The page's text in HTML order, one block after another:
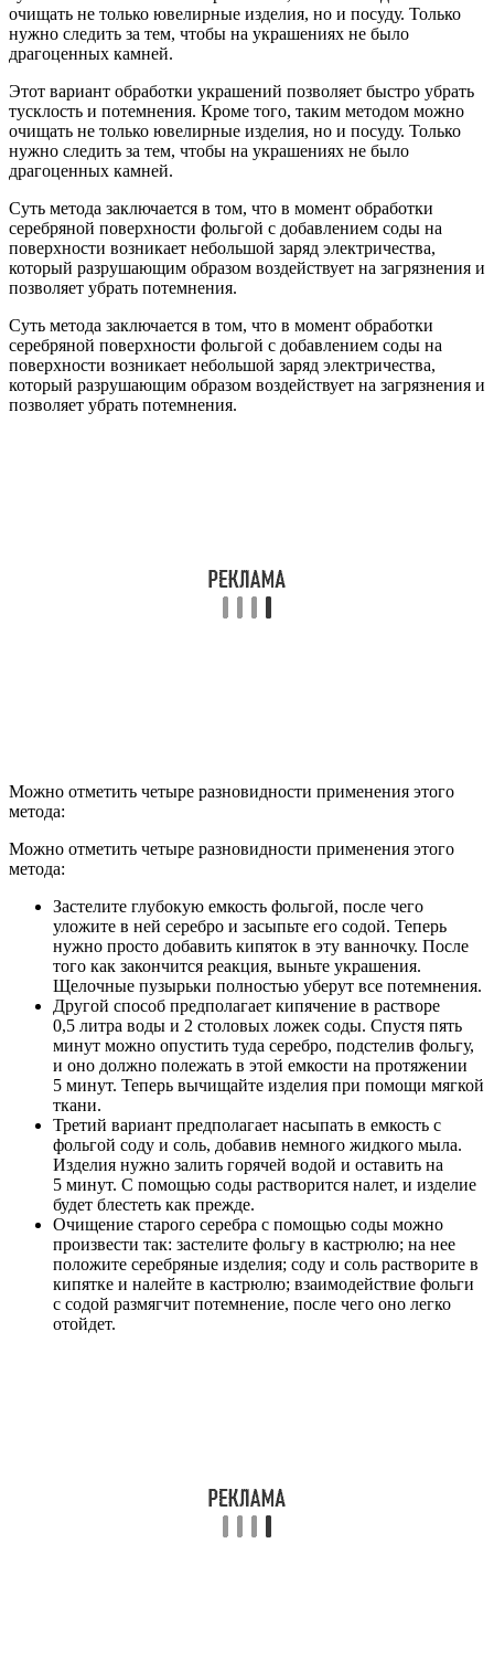
очищать не только ювелирные изделия, но и посуду. Только
нужно следить за тем, чтобы на украшениях не было
драгоценных камней.
Этот вариант обработки украшений позволяет быстро убрать
тусклость и потемнения. Кроме того, таким методом можно
очищать не только ювелирные изделия, но и посуду. Только
нужно следить за тем, чтобы на украшениях не было
драгоценных камней.
Суть метода заключается в том, что в момент обработки
серебряной поверхности фольгой с добавлением соды на
поверхности возникает небольшой заряд электричества,
который разрушающим образом воздействует на загрязнения и
позволяет убрать потемнения.
Суть метода заключается в том, что в момент обработки
серебряной поверхности фольгой с добавлением соды на
поверхности возникает небольшой заряд электричества,
который разрушающим образом воздействует на загрязнения и
позволяет убрать потемнения.
Можно отметить четыре разновидности применения этого
метода:
Можно отметить четыре разновидности применения этого
метода:
Застелите глубокую емкость фольгой, после чего
уложите в ней серебро и засыпьте его содой. Теперь
нужно просто добавить кипяток в эту ванночку. После
того как закончится реакция, выньте украшения.
Щелочные пузырьки полностью уберут все потемнения.
Другой способ предполагает кипячение в растворе
0,5 литра воды и 2 столовых ложек соды. Спустя пять
минут можно опустить туда серебро, подстелив фольгу,
и оно должно полежать в этой емкости на протяжении
5 минут. Теперь вычищайте изделия при помощи мягкой
ткани.
Третий вариант предполагает насыпать в емкость с
фольгой соду и соль, добавив немного жидкого мыла.
Изделия нужно залить горячей водой и оставить на
5 минут. С помощью соды растворится налет, и изделие
будет блестеть как прежде.
Очищение старого серебра с помощью соды можно
произвести так: застелите фольгу в кастрюлю; на нее
положите серебряные изделия; соду и соль растворите в
кипятке и налейте в кастрюлю; взаимодействие фольги
с содой размягчит потемнение, после чего оно легко
отойдет.